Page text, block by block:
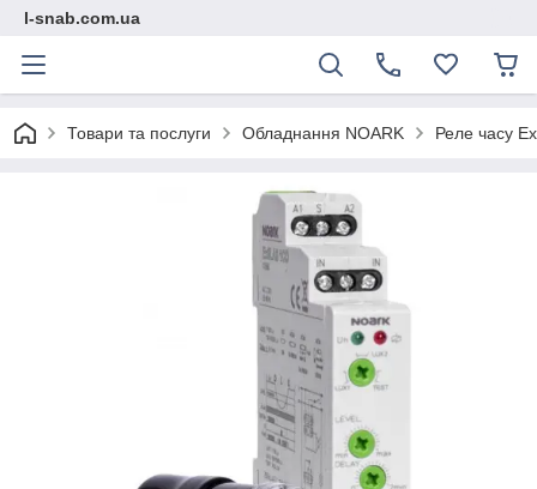
l-snab.com.ua
Товари та послуги Обладнання NOARK Реле часу